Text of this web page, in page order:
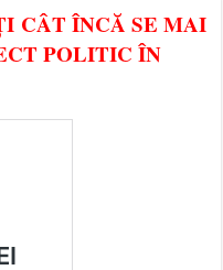
CÂT ÎNCĂ SE MAI
POLITIC ÎN